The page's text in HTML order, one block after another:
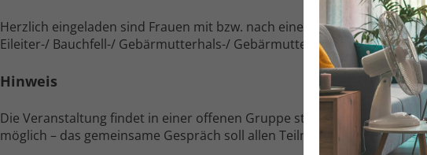
Herzlich eingeladen sind Frauen mit bzw. nach einer gynäkologischen
Eileiter-/ Bauchfell-/ Gebärmutterhals-/ Gebärmutter­körper­krebs).
Hinweis
Die Veranstaltung findet in einer offenen Gruppe statt.
möglich – das gemeinsame Gespräch soll allen Teil­nehmerinnen